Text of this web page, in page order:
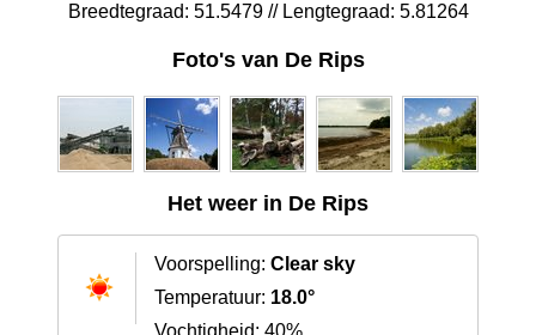
Breedtegraad: 51.5479 // Lengtegraad: 5.81264
Foto's van De Rips
Het weer in De Rips
Voorspelling: Clear sky
Temperatuur: 18.0°